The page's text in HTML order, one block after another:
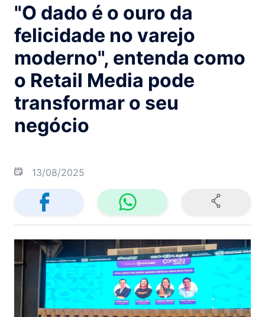
"O dado é o ouro da
felicidade no varejo
moderno", entenda como
o Retail Media pode
transformar o seu
negócio
13/08/2025